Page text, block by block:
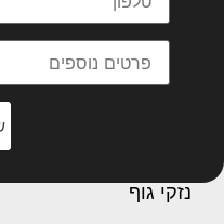
נזקי גוף